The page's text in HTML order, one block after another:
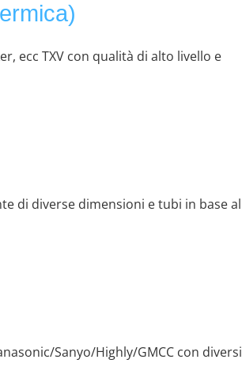
ecc TXV con qualità di alto livello e
di diverse dimensioni e tubi in base al
Sanyo/Highly/GMCC con diversi